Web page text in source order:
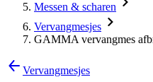
Messen & scharen
Vervangmesjes
GAMMA vervangmes
Vervangmesjes